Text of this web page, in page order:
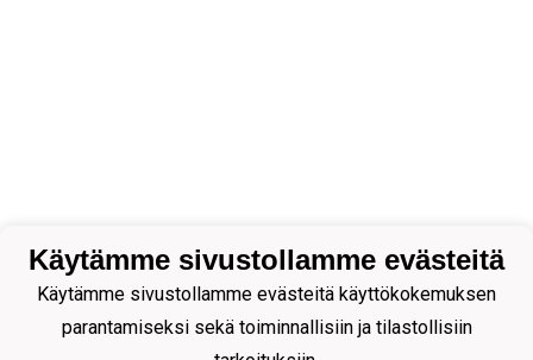
Käytämme sivustollamme evästeitä
Käytämme sivustollamme evästeitä käyttökokemuksen
parantamiseksi sekä toiminnallisiin ja tilastollisiin